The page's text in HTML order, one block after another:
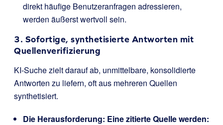
direkt häufige Benutzeranfragen adressieren,
werden äußerst wertvoll sein.
3. Sofortige, synthetisierte Antworten mit
Quellenverifizierung
KI-Suche zielt darauf ab, unmittelbare, konsolidierte
Antworten zu liefern, oft aus mehreren Quellen
synthetisiert.
Die Herausforderung: Eine zitierte Quelle werden: